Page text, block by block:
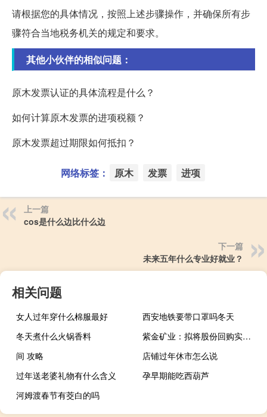
请根据您的具体情况，按照上述步骤操作，并确保所有步
骤符合当地税务机关的规定和要求。
其他小伙伴的相似问题：
原木发票认证的具体流程是什么？
如何计算原木发票的进项税额？
原木发票超过期限如何抵扣？
网络标签： 原木 发票 进项
上一篇
cos是什么边比什么边
下一篇
未来五年什么专业好就业？
相关问题
女人过年穿什么棉服最好
西安地铁要带口罩吗冬天
冬天煮什么火锅香料
紫金矿业：拟将股份回购实施期限延长6个月
间 攻略
店铺过年休市怎么说
过年送老婆礼物有什么含义
孕早期能吃西葫芦
河姆渡春节有茭白的吗